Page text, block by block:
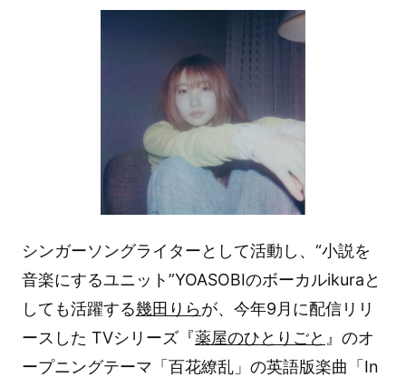
シンガーソングライターとして活動し、“小説を
音楽にするユニット”YOASOBIのボーカルikuraと
しても活躍する幾田りらが、今年9月に配信リリ
ースした TVシリーズ『薬屋のひとりごと 』のオ
ープニングテーマ「百花繚乱」の英語版楽曲「In